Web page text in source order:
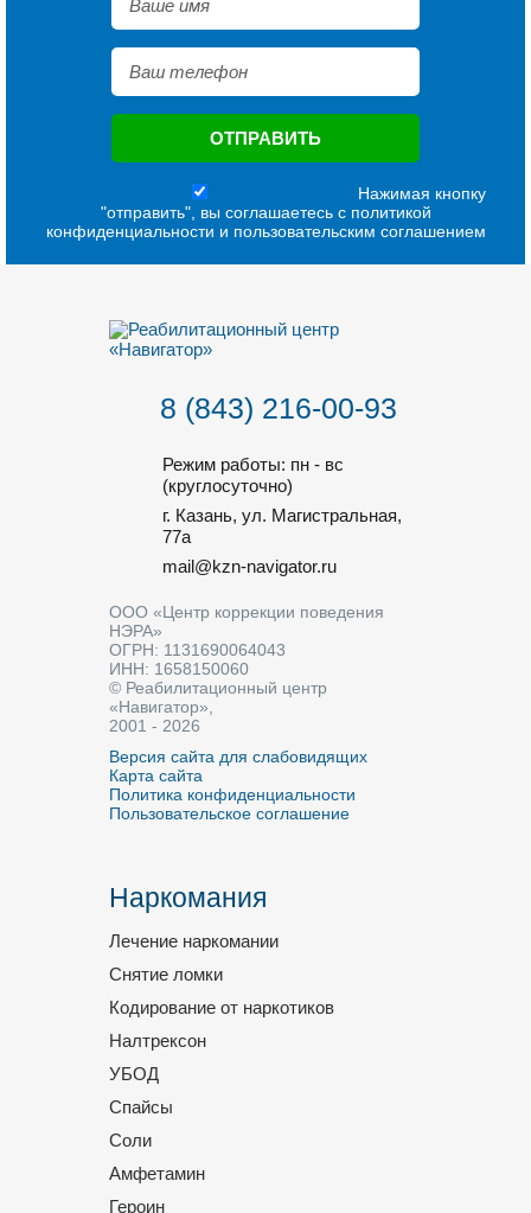
Нажимая кнопку
"отправить", вы соглашаетесь с политикой
конфиденциальности и пользовательским соглашением
8 (843) 216-00-93
Режим работы: пн - вс
(круглосуточно)
г. Казань, ул. Магистральная,
77a
mail@kzn-navigator.ru
ООО «Центр коррекции поведения
НЭРА»
ОГРН: 1131690064043
ИНН: 1658150060
© Реабилитационный центр
«Навигатор»,
2001 - 2026
Версия сайта для слабовидящих
Карта сайта
Политика конфиденциальности
Пользовательское соглашение
Наркомания
Лечение наркомании
Снятие ломки
Кодирование от наркотиков
Налтрексон
УБОД
Спайсы
Соли
Амфетамин
Героин